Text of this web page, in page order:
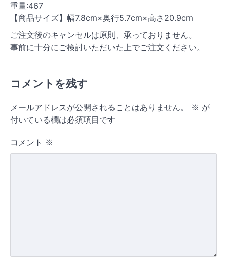
重量:467
【商品サイズ】幅7.8cm×奥行5.7cm×高さ20.9cm
ご注文後のキャンセルは原則、承っておりません。
事前に十分にご検討いただいた上でご注文ください。
コメントを残す
メールアドレスが公開されることはありません。 ※ が
付いている欄は必須項目です
コメント ※